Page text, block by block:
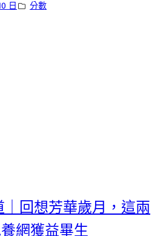
日 分數
｜回想芳華歲月，這兩
網獲益畢生